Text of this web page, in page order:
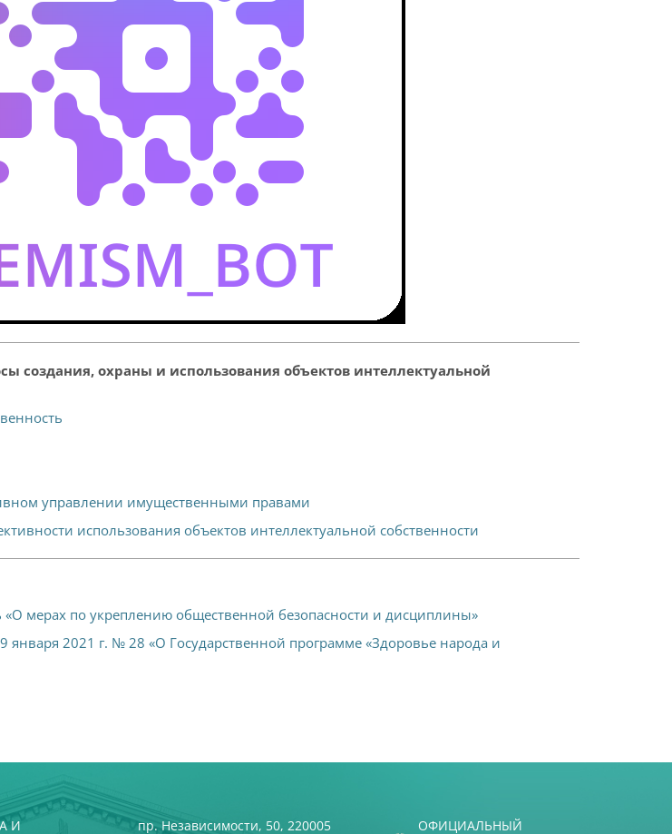
охраны и использования объектов интеллектуальной
управлении имущественными правами
использования объектов интеллектуальной собственности
мерах по укреплению общественной безопасности и дисциплины»
2021 г. № 28 «О Государственной программе «Здоровье народа и
И пр. Независимости, 50, 220005 ОФИЦИАЛЬНЫЙ